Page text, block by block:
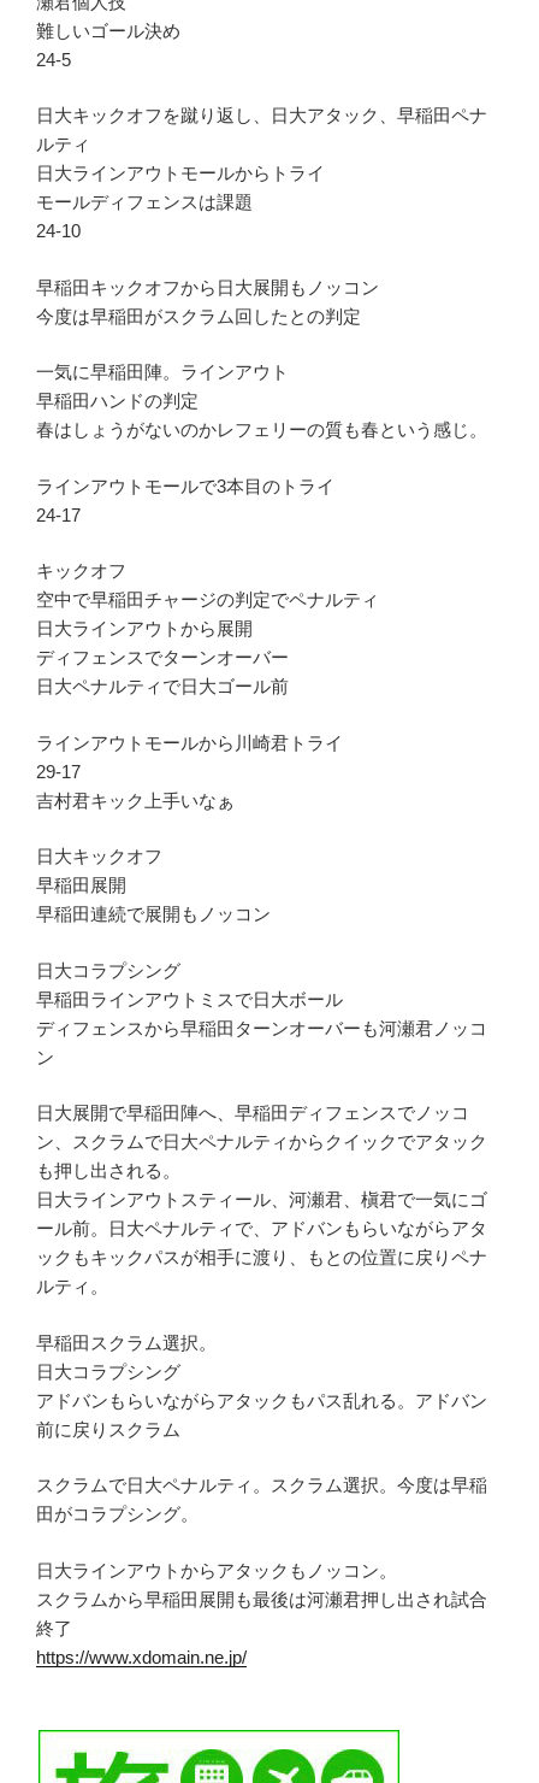
難しいゴール決め
24-5
日大キックオフを蹴り返し、日大アタック、早稲田ペナ
ルティ
日大ラインアウトモールからトライ
モールディフェンスは課題
24-10
早稲田キックオフから日大展開もノッコン
今度は早稲田がスクラム回したとの判定
一気に早稲田陣。ラインアウト
早稲田ハンドの判定
春はしょうがないのかレフェリーの質も春という感じ。
ラインアウトモールで3本目のトライ
24-17
キックオフ
空中で早稲田チャージの判定でペナルティ
日大ラインアウトから展開
ディフェンスでターンオーバー
日大ペナルティで日大ゴール前
ラインアウトモールから川崎君トライ
29-17
吉村君キック上手いなぁ
日大キックオフ
早稲田展開
早稲田連続で展開もノッコン
日大コラプシング
早稲田ラインアウトミスで日大ボール
ディフェンスから早稲田ターンオーバーも河瀬君ノッコ
ン
日大展開で早稲田陣へ、早稲田ディフェンスでノッコ
ン、スクラムで日大ペナルティからクイックでアタック
も押し出される。
日大ラインアウトスティール、河瀬君、槇君で一気にゴ
ール前。日大ペナルティで、アドバンもらいながらアタ
ックもキックパスが相手に渡り、もとの位置に戻りペナ
ルティ。
早稲田スクラム選択。
日大コラプシング
アドバンもらいながらアタックもパス乱れる。アドバン
前に戻りスクラム
スクラムで日大ペナルティ。スクラム選択。今度は早稲
田がコラプシング。
日大ラインアウトからアタックもノッコン。
スクラムから早稲田展開も最後は河瀬君押し出され試合
終了
https://www.xdomain.ne.jp/